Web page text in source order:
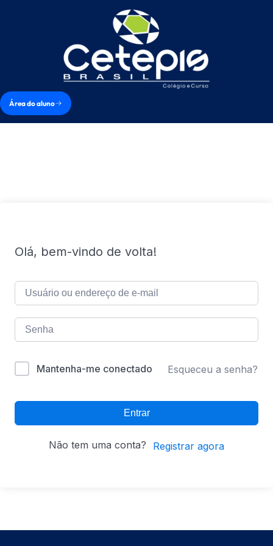
Área do aluno
Olá, bem-vindo de volta!
Mantenha-me conectado Esqueceu a senha?
Entrar
Não tem uma conta? Registrar agora